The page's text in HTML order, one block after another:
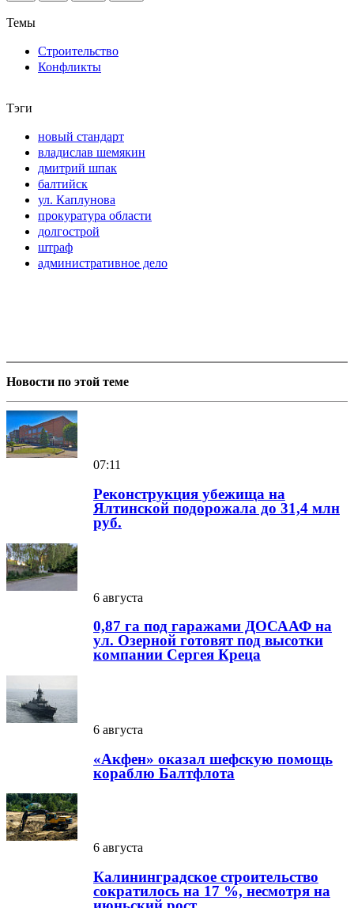
Темы
Строительство
Конфликты
Тэги
новый стандарт
владислав шемякин
дмитрий шпак
балтийск
ул. Каплунова
прокуратура области
долгострой
штраф
административное дело
Новости по этой теме
07:11
Реконструкция убежища на
Ялтинской подорожала до 31,4 млн
руб.
6 августа
0,87 га под гаражами ДОСААФ на
ул. Озерной готовят под высотки
компании Сергея Креца
6 августа
«Акфен» оказал шефскую помощь
кораблю Балтфлота
6 августа
Калининградское строительство
сократилось на 17 %, несмотря на